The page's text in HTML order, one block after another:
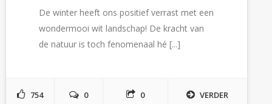
De winter heeft ons positief verrast met een
wondermooi wit landschap! De kracht van
de natuur is toch fenomenaal hé [...]
754 0 0
VERDER